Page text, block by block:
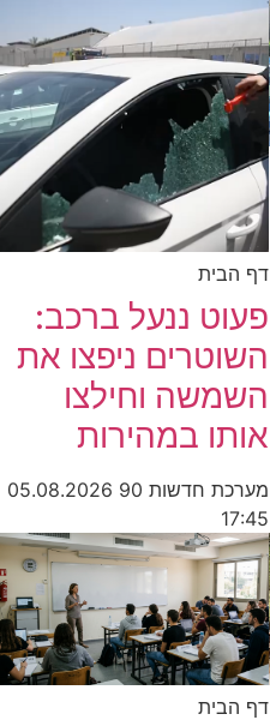
דף הבית
פעוט ננעל ברכב:
השוטרים ניפצו את
השמשה וחילצו
אותו במהירות
מערכת חדשות 90
05.08.2026
17:45
דף הבית